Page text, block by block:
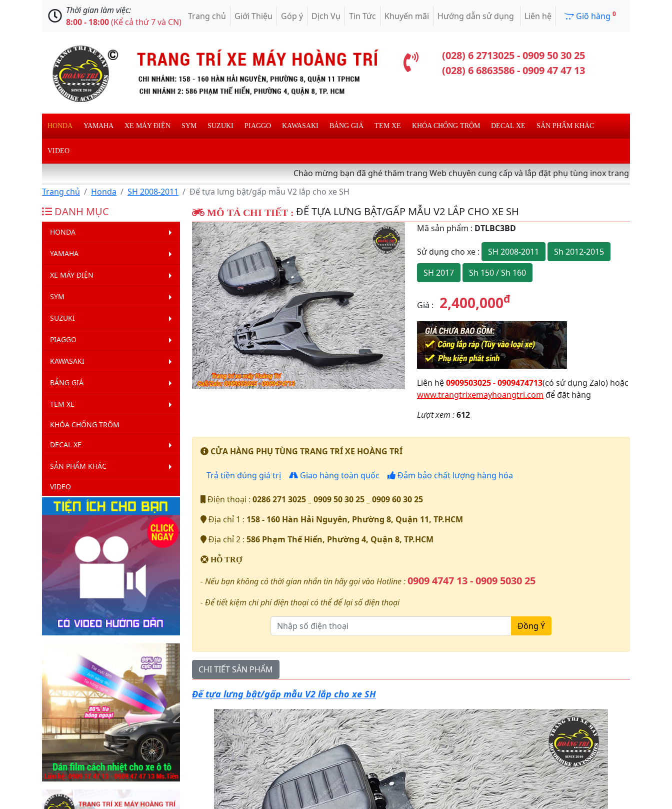
Thời gian làm việc:
8:00 - 18:00(Kể cả thứ 7 và CN)
Trang chủ Giới Thiệu Góp ý Dịch Vụ Tin Tức Khuyến mãi Hướng dẫn sử dụng Liên hệ Giõ hàng 0
(028) 6 2713025 - 0909 50 30 25
(028) 6 6863586 - 0909 47 47 13
HONDA YAMAHA XE MÁY ĐIỆN SYM SUZUKI PIAGGO KAWASAKI BẢNG GIÁ TEM XE KHÓA CHỐNG TRỘM DECAL XE SẢN PHẨM KHÁC
VIDEO
Chào mừng bạn đã ghé thăm trang Web chuyên cung cấp và lắp đặt phụ tùng inox trang trí làm đẹp xe máy
Trang chủ
Honda SH 2008-2011 Đế tựa lưng bật/gấp mẫu V2 lắp cho xe SH
DANH MỤC
HONDA
YAMAHA
XE MÁY ĐIỆN
SYM
SUZUKI
PIAGGO
KAWASAKI
BẢNG GIÁ
TEM XE
KHÓA CHỐNG TRỘM
DECAL XE
SẢN PHẨM KHÁC
VIDEO
MÔ TẢ CHI TIẾT : ĐẾ TỰA LƯNG BẬT/GẤP MẪU V2 LẮP CHO XE SH
Quay
Lại
Tiếp
theo
Mã sản phẩm : DTLBC3BD
Sử dụng cho xe : SH 2008-2011
Sh 2012-2015
SH 2017
Sh 150 / Sh 160
Giá : 2,400,000đ
Liên hệ0909503025 - 0909474713(có sử dụng Zalo) hoặc
www.trangtrixemayhoangtri.com để đặt hàng
Lượt xem :612
CỬA HÀNG PHỤ TÙNG TRANG TRÍ XE HOÀNG TRÍ
Trả tiền đúng giá trị Giao hàng toàn quốc Đảm bảo chất lượng hàng hóa
Điện thoại : 0286 271 3025 _ 0909 50 30 25 _ 0909 60 30 25
Địa chỉ 1 : 158 - 160 Hàn Hải Nguyên, Phường 8, Quận 11, TP.HCM
Địa chỉ 2 : 586 Phạm Thế Hiển, Phường 4, Quận 8, TP.HCM
HỖ TRỢ
- Nếu bạn không có thời gian nhắn tin hãy gọi vào Hotline :0909 4747 13 - 0909 5030 25
- Để tiết kiệm chi phí điện thoại có thể để lại số điện thoại
Đồng Ý
CHI TIẾT SẢN PHẨM
Đế tựa lưng bật/gấp mẫu V2 lắp cho xe SH